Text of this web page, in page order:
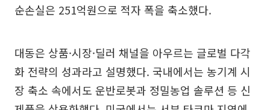
순손실은 251억원으로 적자 폭을 축소했다.
대동은 상품·시장·딜러 채널을 아우르는 글로벌 다각
화 전략의 성과라고 설명했다. 국내에서는 농기계 시
장 축소 속에서도 운반로봇과 정밀농업 솔루션 등 신